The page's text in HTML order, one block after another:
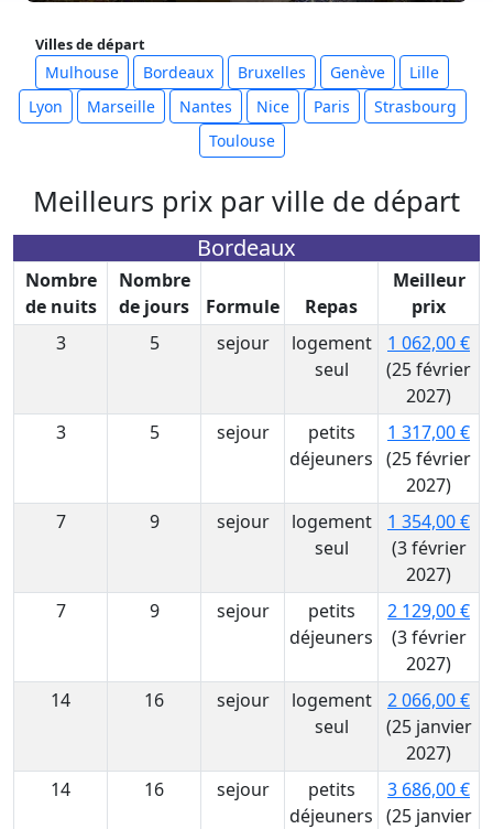
Villes de départ
Mulhouse Bordeaux Bruxelles Genève
Lille
Lyon
Marseille Nantes Nice Paris
Strasbourg
Toulouse
Meilleurs prix par ville de départ
Bordeaux
Nombre
de nuits
Nombre
de jours
Formule Repas
Meilleur
prix
3
5 sejour
logement
seul
1 062,00 €
(25 février
2027)
3
5 sejour
petits
déjeuners
1 317,00 €
(25 février
2027)
7
9 sejour
logement
seul
1 354,00 €
(3 février
2027)
7
9 sejour
petits
déjeuners
2 129,00 €
(3 février
2027)
14
16 sejour
logement
seul
2 066,00 €
(25 janvier
2027)
14
16 sejour
petits
déjeuners
3 686,00 €
(25 janvier